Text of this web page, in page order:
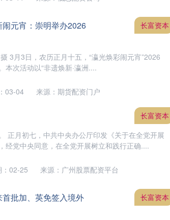
元宵：崇明举办2026
3月3日，农历正月十五，“瀛光焕彩闹元宵”2026
次活动以“非遗焕新·瀛洲....
长富资本
03-04 来源：期货配资门户
正月初七，中共中央办公厅印发《关于在全党开展
经党中央同意，在全党开展树立和践行正确....
长富资本
：02-25 来源：广州股票配资平台
批加、英免签入境外
长富资本